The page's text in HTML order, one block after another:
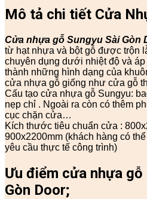
Mô tả chi tiết Cửa
Cửa nhựa gỗ Sungyu Sài Gòn
từ hạt nhựa và bột gỗ được trộn
chuyên dụng dưới nhiệt độ và
thành những hình dạng của
cửa nhựa gỗ giống như cửa gỗ
Cấu tạo cửa nhựa gỗ Sungyu:
nẹp chỉ . Ngoài ra còn có thêm
cục chặn cửa…
Kích thước tiêu chuẩn cửa :
900x2200mm (khách hàng có
yêu cầu thực tế công trình)
Ưu điểm cửa nhựa gỗ
Gòn Door;